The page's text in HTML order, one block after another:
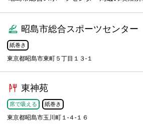
昭島市総合スポーツセンター
紙巻き
東京都昭島市東町５丁目１３-１
東神苑
席で吸える 紙巻き
東京都昭島市玉川町１-４-１６